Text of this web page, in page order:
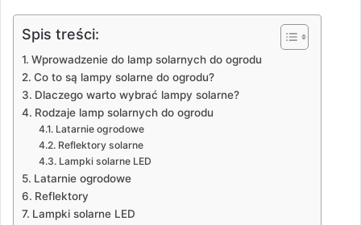
Spis treści:
Wprowadzenie do lamp solarnych do ogrodu
Co to są lampy solarne do ogrodu?
Dlaczego warto wybrać lampy solarne?
Rodzaje lamp solarnych do ogrodu
Latarnie ogrodowe
Reflektory solarne
Lampki solarne LED
Latarnie ogrodowe
Reflektory
Lampki solarne LED